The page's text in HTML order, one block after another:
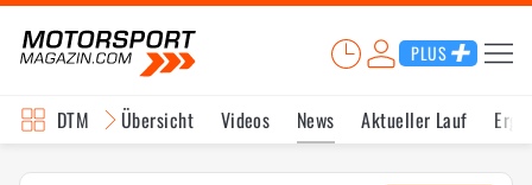
PLUS
DTM Übersicht Videos News Aktueller Lauf